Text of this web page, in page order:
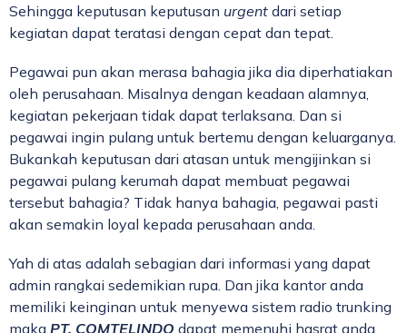
Sehingga keputusan keputusan urgent dari setiap
kegiatan dapat teratasi dengan cepat dan tepat.
Pegawai pun akan merasa bahagia jika dia diperhatiakan
oleh perusahaan. Misalnya dengan keadaan alamnya,
kegiatan pekerjaan tidak dapat terlaksana. Dan si
pegawai ingin pulang untuk bertemu dengan keluarganya.
Bukankah keputusan dari atasan untuk mengijinkan si
pegawai pulang kerumah dapat membuat pegawai
tersebut bahagia? Tidak hanya bahagia, pegawai pasti
akan semakin loyal kepada perusahaan anda.
Yah di atas adalah sebagian dari informasi yang dapat
admin rangkai sedemikian rupa. Dan jika kantor anda
memiliki keinginan untuk menyewa sistem radio trunking
maka PT. COMTELINDO dapat memenuhi hasrat anda.